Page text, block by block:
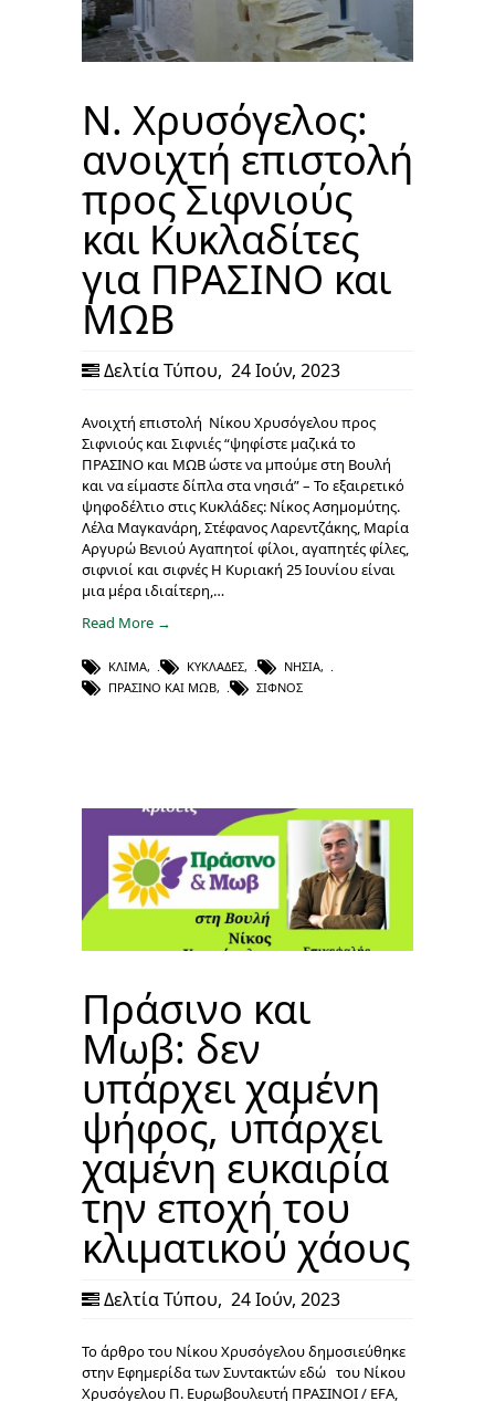
Ν. Χρυσόγελος:
ανοιχτή επιστολή
προς Σιφνιούς
και Κυκλαδίτες
για ΠΡΑΣΙΝΟ και
ΜΩΒ
Δελτία Τύπου, 24 Ιούν, 2023
Ανοιχτή επιστολή Νίκου Χρυσόγελου προς
Σιφνιούς και Σιφνιές “ψηφίστε μαζικά το
ΠΡΑΣΙΝΟ και ΜΩΒ ώστε να μπούμε στη Βουλή
και να είμαστε δίπλα στα νησιά” – Το εξαιρετικό
ψηφοδέλτιο στις Κυκλάδες: Νίκος Ασημομύτης.
Λέλα Μαγκανάρη, Στέφανος Λαρεντζάκης, Μαρία
Αργυρώ Βενιού Αγαπητοί φίλοι, αγαπητές φίλες,
σιφνιοί και σιφνές Η Κυριακή 25 Ιουνίου είναι
μια μέρα ιδιαίτερη,…
Read More →
ΚΛΊΜΑ, ΚΥΚΛΆΔΕΣ, ΝΗΣΙΆ,
ΠΡΑΣΙΝΟ ΚΑΙ ΜΩΒ, ΣΊΦΝΟΣ
Πράσινο και
Μωβ: δεν
υπάρχει χαμένη
ψήφος, υπάρχει
χαμένη ευκαιρία
την εποχή του
κλιματικού χάους
Δελτία Τύπου, 24 Ιούν, 2023
Το άρθρο του Νίκου Χρυσόγελου δημοσιεύθηκε
στην Εφημερίδα των Συντακτών εδώ του Νίκου
Χρυσόγελου Π. Ευρωβουλευτή ΠΡΑΣΙΝΟΙ / EFA,